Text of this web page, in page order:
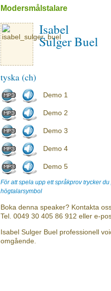
Modersmålstalare
Isabel
Sulger Buel
tyska (ch)
Demo 1
Demo 2
Demo 3
Demo 4
Demo 5
För att spela upp ett språkprov trycker
högtalarsymbol
Boka denna speaker? Kontakta
Tel. 0049 30 405 86 912 eller e-
Isabel Sulger Buel professionell
omgående.